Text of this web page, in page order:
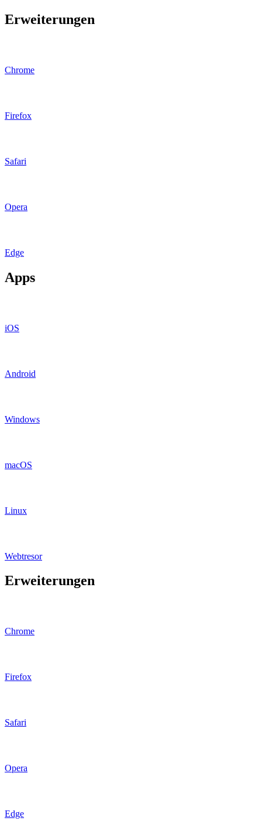
Erweiterungen
Chrome
Firefox
Safari
Opera
Edge
Apps
iOS
Android
Windows
macOS
Linux
Webtresor
Erweiterungen
Chrome
Firefox
Safari
Opera
Edge